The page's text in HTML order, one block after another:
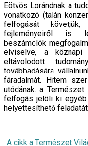
Eötvös Lorándnak a
vonatkozó (talán
felfogását
fejleményeiről is
beszámolók
elviselve, a
eltávolodott
továbbadására
fáradalmát. Hitem
utódának, a
felfogás jelöli ki
helyettesíthető
A cikk a Természet